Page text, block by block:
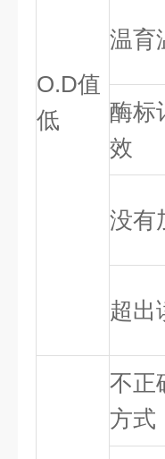
O.D值
低
温育
酶标
效
没有
超出
不正
方式